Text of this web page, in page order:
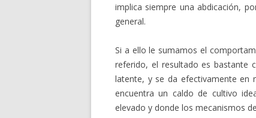
implica siempre una abdicación,
general.
Si a ello le sumamos el
referido, el resultado es bastante
latente, y se da efectivamente en
encuentra un caldo de cultivo
elevado y donde los mecanismos